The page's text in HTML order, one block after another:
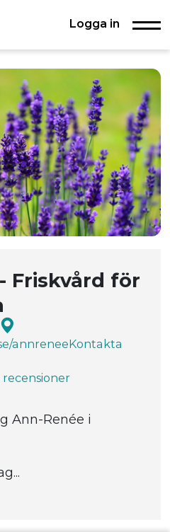
Logga in
Friskvård för
annreneeKontakta
recensioner
Ann-Renée i